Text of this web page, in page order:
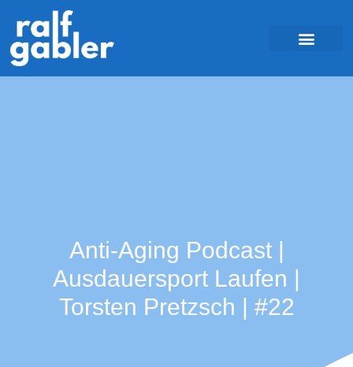
Anti-Aging Podcast |
Ausdauersport Laufen |
Torsten Pretzsch | #22